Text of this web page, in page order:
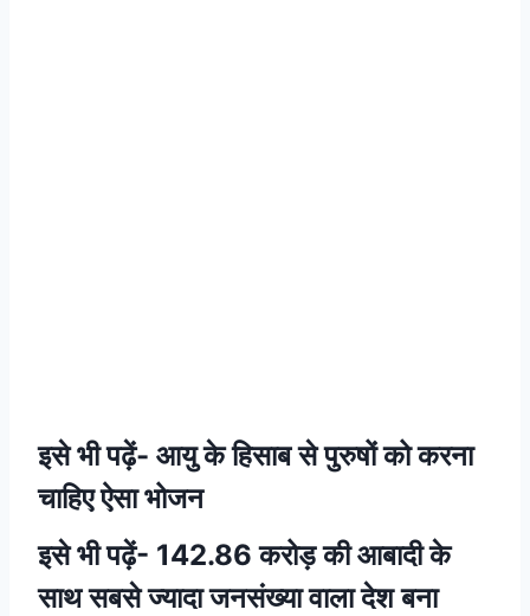
इसे भी पढ़ें- आयु के हिसाब से पुरुषों को करना
चाहिए ऐसा भोजन
इसे भी पढ़ें- 142.86 करोड़ की आबादी के
साथ सबसे ज्यादा जनसंख्या वाला देश बना